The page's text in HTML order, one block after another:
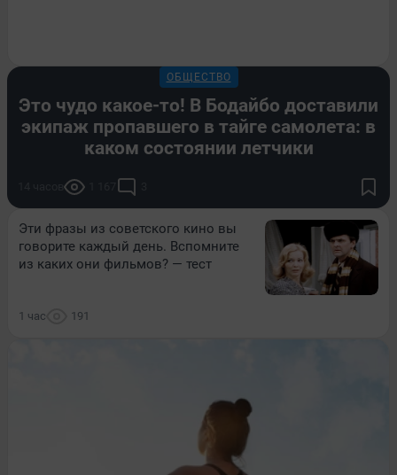
ОБЩЕСТВО
Это чудо какое-то! В Бодайбо доставили
экипаж пропавшего в тайге самолета: в
каком состоянии летчики
Эти фразы из советского кино вы
говорите каждый день. Вспомните
из каких они фильмов? — тест
1 час 191